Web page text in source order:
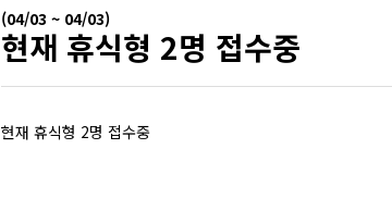
(04/03 ~ 04/03)
현재 휴식형 2명 접수중
현재 휴식형 2명 접수중